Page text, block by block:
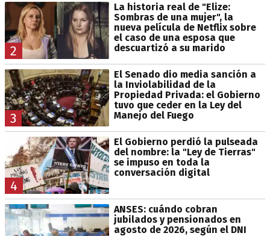
2
La historia real de "Elize:
Sombras de una mujer", la
nueva película de Netflix sobre
el caso de una esposa que
descuartizó a su marido
3
El Senado dio media sanción a
la Inviolabilidad de la
Propiedad Privada: el Gobierno
tuvo que ceder en la Ley del
Manejo del Fuego
4
El Gobierno perdió la pulseada
del nombre: la "Ley de Tierras"
se impuso en toda la
conversación digital
ANSES: cuándo cobran
jubilados y pensionados en
agosto de 2026, según el DNI